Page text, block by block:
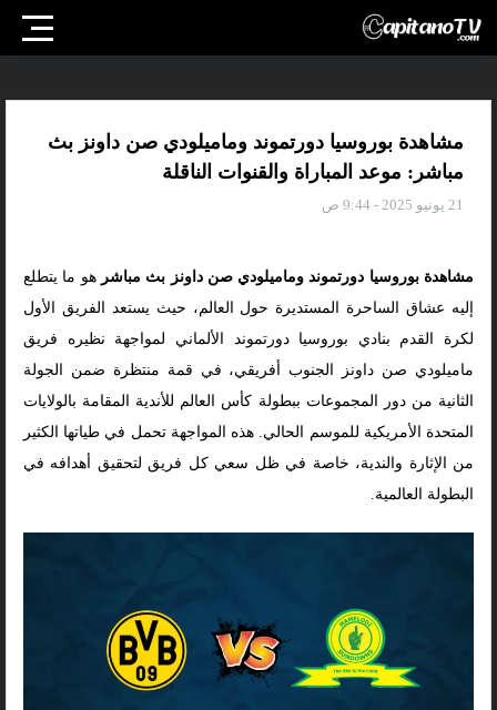
مشاهدة بوروسيا دورتموند وماميلودي صن داونز بث
مباشر: موعد المباراة والقنوات الناقلة
21 يونيو 2025 - 9:44 ص
مشاهدة بوروسيا دورتموند وماميلودي صن داونز بث مباشر هو ما يتطلع
إليه عشاق الساحرة المستديرة حول العالم، حيث يستعد الفريق الأول
لكرة القدم بنادي بوروسيا دورتموند الألماني لمواجهة نظيره فريق
ماميلودي صن داونز الجنوب أفريقي، في قمة منتظرة ضمن الجولة
الثانية من دور المجموعات ببطولة كأس العالم للأندية المقامة بالولايات
المتحدة الأمريكية للموسم الحالي. هذه المواجهة تحمل في طياتها الكثير
من الإثارة والندية، خاصة في ظل سعي كل فريق لتحقيق أهدافه في
البطولة العالمية.